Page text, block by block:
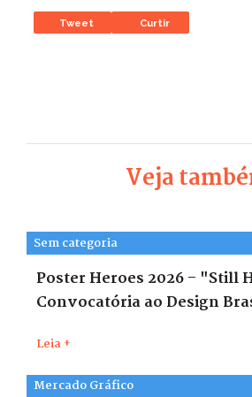
Tweet Curtir
Veja
Sem categoria
Poster Heroes 2026 – "Still
Convocatória ao Design
Leia +
Mercado Gráfico